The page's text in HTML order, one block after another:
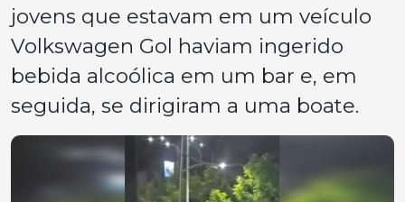
jovens que estavam em um veículo
Volkswagen Gol haviam ingerido
bebida alcoólica em um bar e, em
seguida, se dirigiram a uma boate.